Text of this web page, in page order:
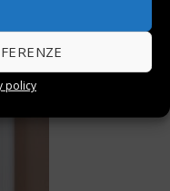
policy